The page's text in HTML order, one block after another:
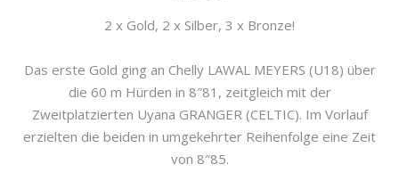
2 x Gold, 2 x Silber, 3 x Bronze!
Das erste Gold ging an Chelly LAWAL MEYERS (U18) über
die 60 m Hürden in 8″81, zeitgleich mit der
Zweitplatzierten Uyana GRANGER (CELTIC). Im Vorlauf
erzielten die beiden in umgekehrter Reihenfolge eine Zeit
von 8″85.